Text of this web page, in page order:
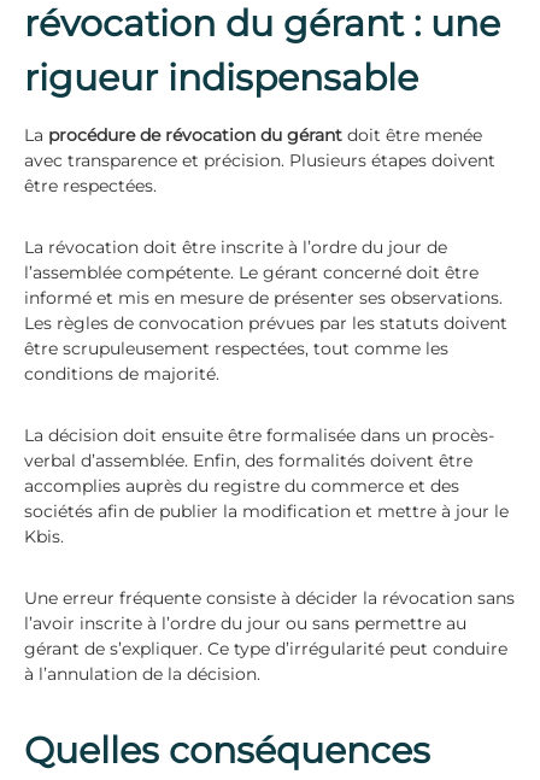
révocation du gérant : une
rigueur indispensable
La procédure de révocation du gérant doit être menée
avec transparence et précision. Plusieurs étapes doivent
être respectées.
La révocation doit être inscrite à l’ordre du jour de
l’assemblée compétente. Le gérant concerné doit être
informé et mis en mesure de présenter ses observations.
Les règles de convocation prévues par les statuts doivent
être scrupuleusement respectées, tout comme les
conditions de majorité.
La décision doit ensuite être formalisée dans un procès-
verbal d’assemblée. Enfin, des formalités doivent être
accomplies auprès du registre du commerce et des
sociétés afin de publier la modification et mettre à jour le
Kbis.
Une erreur fréquente consiste à décider la révocation sans
l’avoir inscrite à l’ordre du jour ou sans permettre au
gérant de s’expliquer. Ce type d’irrégularité peut conduire
à l’annulation de la décision.
Quelles conséquences